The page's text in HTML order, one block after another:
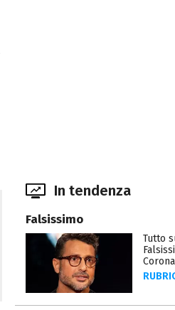
In tendenza
Falsissimo
Tutto